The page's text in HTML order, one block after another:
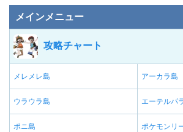
メインメニュー
攻略チャート
メレメレ島 アーカラ島
ウラウラ島 エーテルパ
ポニ島 ポケモンリ